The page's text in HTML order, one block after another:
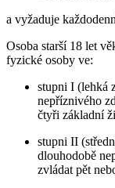
a vyžaduje
Osoba starší 18 let
fyzické osoby ve:
stupni I (lehká
nepříznivého
čtyři základní
stupni II
dlouhodobě
zvládat pět